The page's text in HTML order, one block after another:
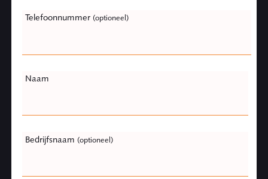
Telefoonnummer (optioneel)
Naam
Bedrijfsnaam (optioneel)